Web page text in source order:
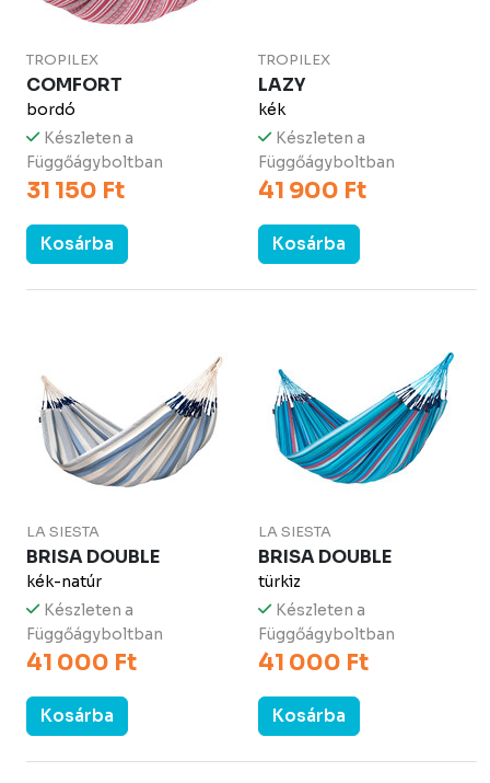
TROPILEX
COMFORT
bordó
Készleten a
Függőágyboltban
31 150 Ft
Kosárba
TROPILEX
LAZY
kék
Készleten a
Függőágyboltban
41 900 Ft
Kosárba
LA SIESTA
BRISA DOUBLE
kék-natúr
Készleten a
Függőágyboltban
41 000 Ft
Kosárba
LA SIESTA
BRISA DOUBLE
türkiz
Készleten a
Függőágyboltban
41 000 Ft
Kosárba